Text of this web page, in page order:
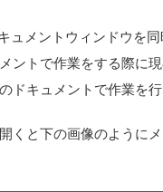
ュメントウィンドウを同
ントで作業をする際に
ドキュメントで作業を行
くと下の画像のように